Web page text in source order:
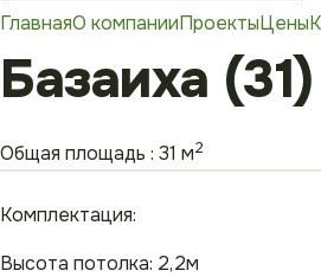
ГлавнаяО компанииПроектыЦены
Базаиха
Общая площадь : 31 м2
Комплектация:
Высота потолка: 2,2м